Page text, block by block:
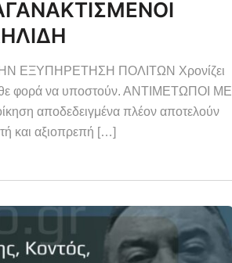
ΕΞΥΠΗΡΕΤΗΣΗ ΠΟΛΙΤΩΝ Χρονίζει
φορά να υποστούν. ΑΝΤΙΜΕΤΩΠΟΙ ΜΕ
αποδεδειγμένα πλέον αποτελούν
και αξιοπρεπή […]